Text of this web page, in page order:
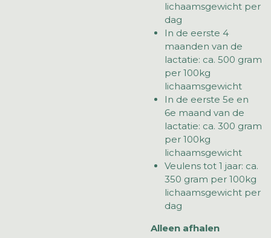
lichaamsgewicht per
dag
In de eerste 4
maanden van de
lactatie: ca. 500 gram
per 100kg
lichaamsgewicht
In de eerste 5e en
6e maand van de
lactatie: ca. 300 gram
per 100kg
lichaamsgewicht
Veulens tot 1 jaar: ca.
350 gram per 100kg
lichaamsgewicht per
dag
Alleen afhalen